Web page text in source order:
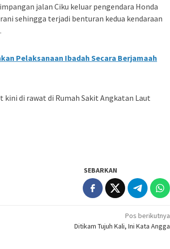
jalan Ciku keluar pengendara Honda
sehingga terjadi benturan kedua kendaraan
Pelaksanaan Ibadah Secara Berjamaah
kini di rawat di Rumah Sakit Angkatan Laut
SEBARKAN
Pos berikutnya
Ditikam Tujuh Kali, Ini Kata Angga